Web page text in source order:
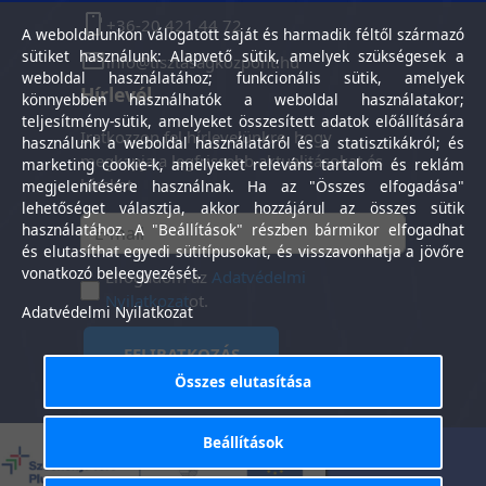
+36-20 421 44 72
info@tisztasagkozpont.hu
Hírlevél
Iratkozzon fel hírlevelünkre, hogy
megkapja a legfrissebb aktualitásokat és
híreket.
Elfogadom azAdatvédelmi
Nyilatkozatot.
FELIRATKOZÁS
Általános Szerződési
-
A weboldalunkon válogatott saját és harmadik féltől származó
sütiket használunk: Alapvető sütik, amelyek szükségesek a
weboldal használatához; funkcionális sütik, amelyek
könnyebben használhatók a weboldal használatakor;
teljesítmény-sütik, amelyeket összesített adatok előállítására
használunk a weboldal használatáról és a statisztikákról; és
marketing cookie-k, amelyeket releváns tartalom és reklám
megjelenítésére használnak. Ha az "Összes elfogadása"
lehetőséget választja, akkor hozzájárul az összes sütik
használatához. A "Beállítások" részben bármikor elfogadhat
és elutasíthat egyedi sütitípusokat, és visszavonhatja a jövőre
vonatkozó beleegyezését.
Adatvédelmi Nyilatkozat
Összes elutasítása
Beállítások